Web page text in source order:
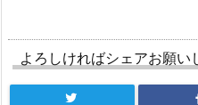
よろしければシェアお願い